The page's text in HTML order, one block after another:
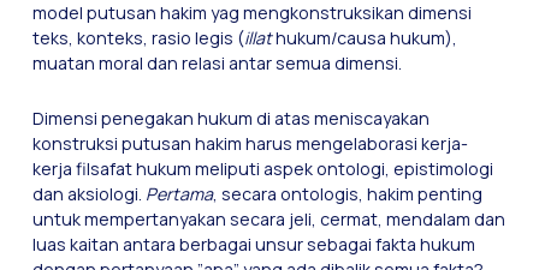
model putusan hakim yag mengkonstruksikan dimensi
teks, konteks, rasio legis (illathukum/causa hukum),
muatan moral dan relasi antar semua dimensi.
Dimensi penegakan hukum di atas meniscayakan
konstruksi putusan hakim harus mengelaborasi kerja-
kerja filsafat hukum meliputi aspek ontologi, epistimologi
dan aksiologi. Pertama, secara ontologis, hakim penting
untuk mempertanyakan secara jeli, cermat, mendalam dan
luas kaitan antara berbagai unsur sebagai fakta hukum